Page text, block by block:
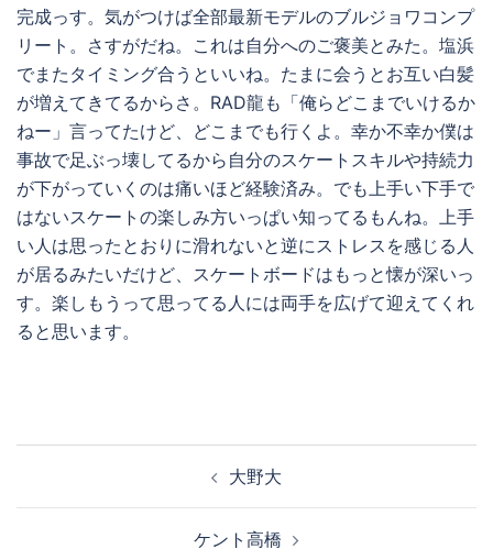
完成っす。気がつけば全部最新モデルのブルジョワコンプ
リート。さすがだね。これは自分へのご褒美とみた。塩浜
でまたタイミング合うといいね。たまに会うとお互い白髪
が増えてきてるからさ。RAD龍も「俺らどこまでいけるか
ねー」言ってたけど、どこまでも行くよ。幸か不幸か僕は
事故で足ぶっ壊してるから自分のスケートスキルや持続力
が下がっていくのは痛いほど経験済み。でも上手い下手で
はないスケートの楽しみ方いっぱい知ってるもんね。上手
い人は思ったとおりに滑れないと逆にストレスを感じる人
が居るみたいだけど、スケートボードはもっと懐が深いっ
す。楽しもうって思ってる人には両手を広げて迎えてくれ
ると思います。
ナ
大野大
ケント高橋